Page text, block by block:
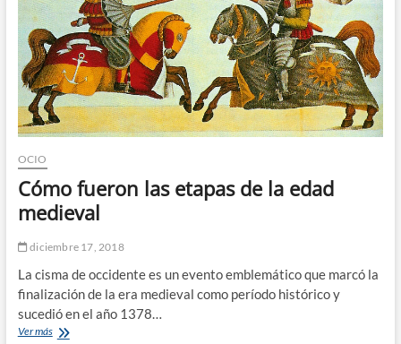
OCIO
Cómo fueron las etapas de la edad
medieval
diciembre 17, 2018
La cisma de occidente es un evento emblemático que marcó la
finalización de la era medieval como período histórico y
sucedió en el año 1378…
Ver másCómo